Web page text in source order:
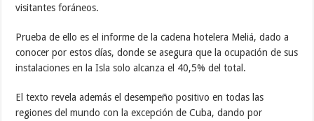
visitantes foráneos.
Prueba de ello es el informe de la cadena hotelera Meliá, dado a
conocer por estos días, donde se asegura que la ocupación de sus
instalaciones en la Isla solo alcanza el 40,5% del total.
El texto revela además el desempeño positivo en todas las
regiones del mundo con la excepción de Cuba, dando por